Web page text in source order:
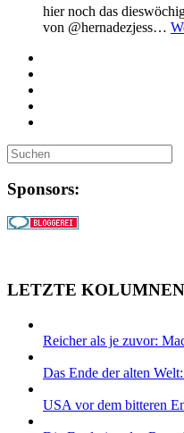
hier noch das
von @hernadezjess…
Sponsors:
LETZTE
Reicher als je zuvor:
Das Ende der alten
USA vor dem bitteren